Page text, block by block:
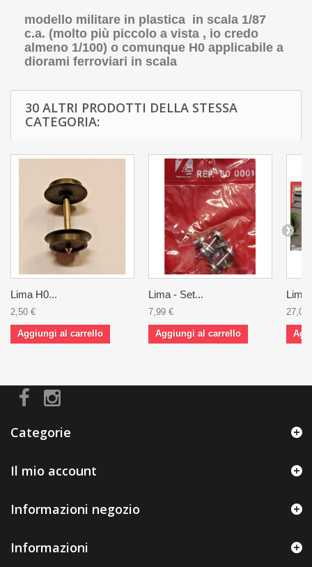
modello militare in plastica in scala 1/87
c.a. (molto più piccolo a vista , io credo
almeno 1/100) o comunque H0 applicabile a
diorami ferroviari in scala
30 ALTRI PRODOTTI DELLA STESSA
CATEGORIA:
Lima H0...
2,50 €
Aggiungi al carrello
Lima - Set...
7,99 €
Aggiungi al carrello
Lima
27,00
Categorie
Il mio account
Informazioni negozio
Informazioni